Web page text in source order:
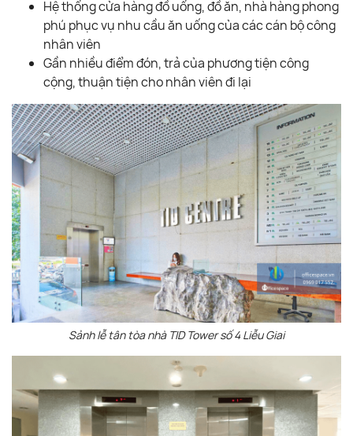
Hệ thống cửa hàng đồ uống, đồ ăn, nhà hàng phong
phú phục vụ nhu cầu ăn uống của các cán bộ công
nhân viên
Gần nhiều điểm đón, trả của phương tiện công
cộng, thuận tiện cho nhân viên đi lại
Sảnh lễ tân tòa nhà TID Tower số 4 Liễu Giai